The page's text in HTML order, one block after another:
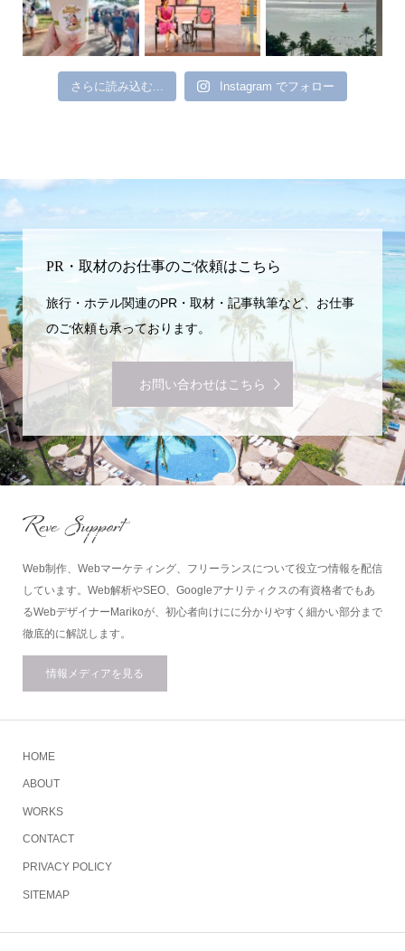
さらに読み込む... Instagram でフォロー
PR・取材のお仕事のご依頼はこちら
旅行・ホテル関連のPR・取材・記事執筆など、お仕事
のご依頼も承っております。
お問い合わせはこちら
Web制作、Webマーケティング、フリーランスについて役立つ情報を配信
しています。Web解析やSEO、Googleアナリティクスの有資格者でもあ
るWebデザイナーMarikoが、初心者向けにに分かりやすく細かい部分まで
徹底的に解説します。
情報メディアを見る
HOME
ABOUT
WORKS
CONTACT
PRIVACY POLICY
SITEMAP